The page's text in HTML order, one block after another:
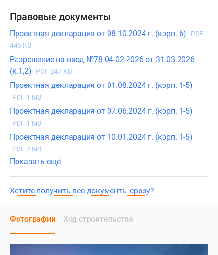
Правовые документы
Проектная декларация от 08.10.2024 г. (корп. 6)
PDF
446 KB
Разрешение на ввод №78-04-02-2026 от 31.03.2026
(к.1,2)
PDF 247 KB
Проектная декларация от 01.08.2024 г. (корп. 1-5)
PDF 1 MB
Проектная декларация от 07.06.2024 г. (корп. 1-5)
PDF 1 MB
Проектная декларация от 10.01.2024 г. (корп. 1-5)
PDF 2 MB
Показать ещё
Хотите получить все документы сразу?
Фотографии Ход строительства